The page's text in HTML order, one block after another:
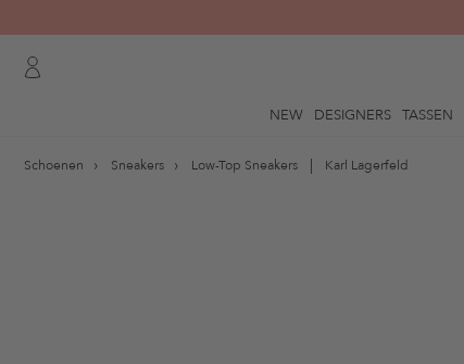
NEW DESIGNERS TASSEN
Schoenen Sneakers Low-Top Sneakers Karl Lagerfeld